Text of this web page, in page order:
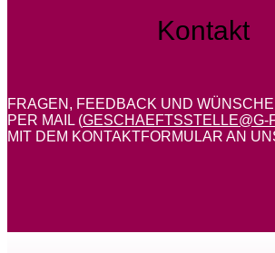
Kontakt
FRAGEN, FEEDBACK UND
PER MAIL (GESCHAEFTSSTELLE@G-
MIT DEM KONTAKTFORMULAR AN